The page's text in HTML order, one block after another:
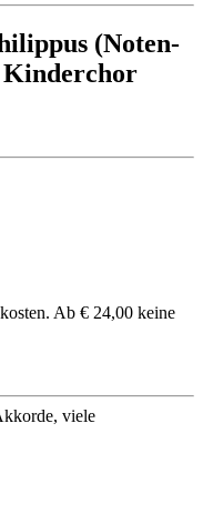
(Noten-
Kinderchor
Ab € 24,00 keine
viele